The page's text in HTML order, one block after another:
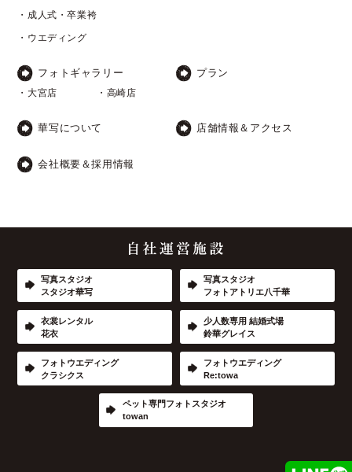
・成人式・卒業袴
・ウエディング
フォトギャラリー
・大宮店 ・高崎店
プラン
華写について 店舗情報＆アクセス
会社概要＆採用情報
写真スタジオ
スタジオ華写
写真スタジオ
フォトアトリエ八千華
衣裳レンタル
花衣
少人数専用 結婚式場
鈴華グレイス
フォトウエディング
クラシクス
フォトウエディング
Re:towa
ペット専門フォトスタジオ
towan